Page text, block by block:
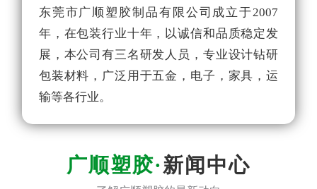
东莞市广顺塑胶制品有限公司成立于2007
年，在包装行业十年，以诚信和品质稳定发
展，本公司有三名研发人员，专业设计钻研
包装材料，广泛用于五金，电子，家具，运
输等各行业。
新闻中心